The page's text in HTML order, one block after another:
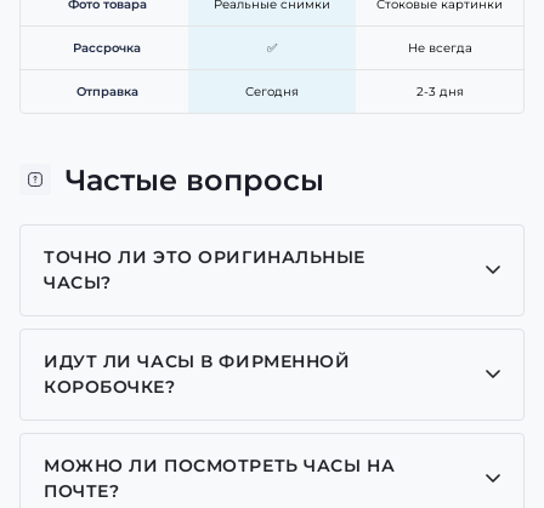
Фото товара Реальные снимки Стоковые картинки
Рассрочка ✅ Не всегда
Отправка Сегодня 2-3 дня
Частые вопросы
ТОЧНО ЛИ ЭТО ОРИГИНАЛЬНЫЕ
ЧАСЫ?
Да, все часы у нас только оригинальные, мы
являемся представителем многих брендов.
ИДУТ ЛИ ЧАСЫ В ФИРМЕННОЙ
КОРОБОЧКЕ?
Для часов бренда Casio, Pagani Design, GUARDO и
GOODYEAR добавляем фирменные коробочки с
брендовой надписью. Для бренда AWARDER
МОЖНО ЛИ ПОСМОТРЕТЬ ЧАСЫ НА
ПОЧТЕ?